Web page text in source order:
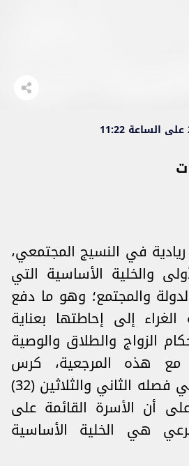
ريادية في النسيج المجتمعي،
والخلية الأساسية التي
والمجتمع؛ وهو ما دفع
الغراء إلى إحاطتها بعناية
الزواج والطلاق والوصية
مع هذه المرجعية، كرس
الدستور المغربي في فصله الثاني والثلاثين (32)
أن الأسرة القائمة على
هي الخلية الأساسية